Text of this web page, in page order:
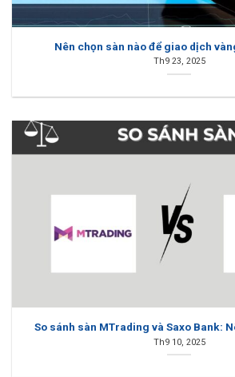
Nên chọn sàn nào để giao dịch
Th9 23, 2025
So sánh sàn MTrading và Saxo Bank:
Th9 10, 2025